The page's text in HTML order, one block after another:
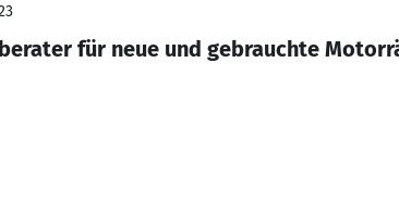
für neue und gebrauchte